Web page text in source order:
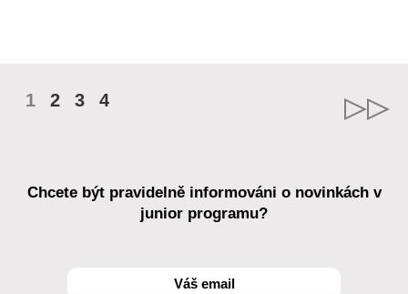
1 2 3 4
Chcete být pravidelně informováni o novinkách v
junior programu?